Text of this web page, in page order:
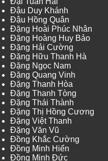
Đậu Duy Khánh
Đậu Hồng Quân
Đặng Hoài Phúc Nhân
Đặng Hoàng Huy Bảo
Đặng Hải Cường
Đặng Hữu Thanh Hà
Đặng Ngọc Nam
Đặng Quang Vinh
Đặng Thanh Hòa
Đặng Thanh Tòng
Đặng Thái Thành
Đặng Thị Hồng Cương
Đặng Việt Thanh
Đặng Văn Vũ
Đồng Khắc Cường
Đồng Minh Hiển
Đồng Minh Đức